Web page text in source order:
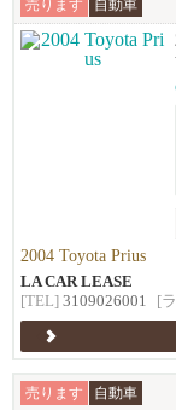
売ります 自動車
2004 Toyota Prius
LA CAR LEASE
[TEL] 3109026001 [
売ります 自動車